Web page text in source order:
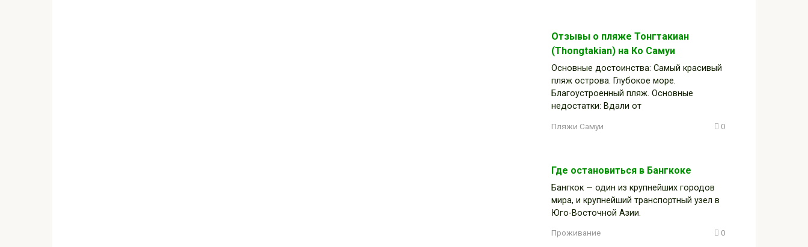
Отзывы о пляже Тонгтакиан
(Thongtakian) на Ко Самуи
Основные достоинства: Самый красивый
пляж острова. Глубокое море.
Благоустроенный пляж. Основные
недостатки: Вдали от
Пляжи Самуи 0
Где остановиться в Бангкоке
Бангкок — один из крупнейших городов
мира, и крупнейший транспортный узел в
Юго-Восточной Азии.
Проживание 0